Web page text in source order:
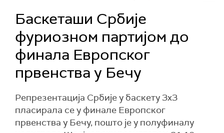
Баскеташи Србије
фуриозном партијом до
финала Европског
првенства у Бечу
Репрезентација Србије у баскету 3x3
пласирала се у финале Европског
првенства у Бечу, пошто је у полуфиналу